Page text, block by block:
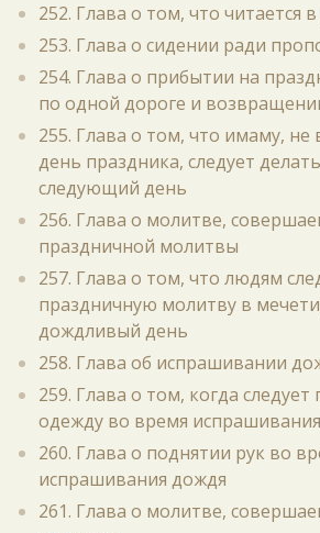
252. Глава о том, что читается
253. Глава о сидении ради
254. Глава о прибытии на
по одной дороге и
255. Глава о том, что имаму,
день праздника, следует
следующий день
256. Глава о молитве,
праздничной молитвы
257. Глава о том, что людям
праздничную молитву в
дождливый день
258. Глава об испрашивании
259. Глава о том, когда следует
одежду во время
260. Глава о поднятии рук во
испрашивания дождя
261. Глава о молитве,